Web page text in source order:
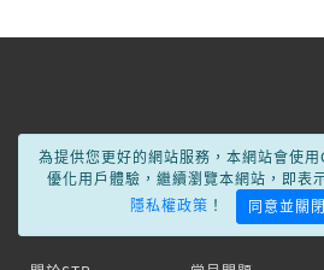
為提供您更好的網站服務，本網站會使
優化用戶體驗，繼續瀏覽本網站，即表
隱私權政策 ！ 同意並關